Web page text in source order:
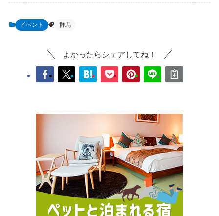
イベント 群馬
よかったらシェアしてね！